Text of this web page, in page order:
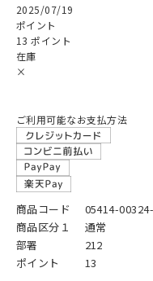
2025/07/19
ポイント
13 ポイント
在庫
×
ご利用可能なお支払方法
商品コード
05414-
商品区分１
通常
部署
212
ポイント
13